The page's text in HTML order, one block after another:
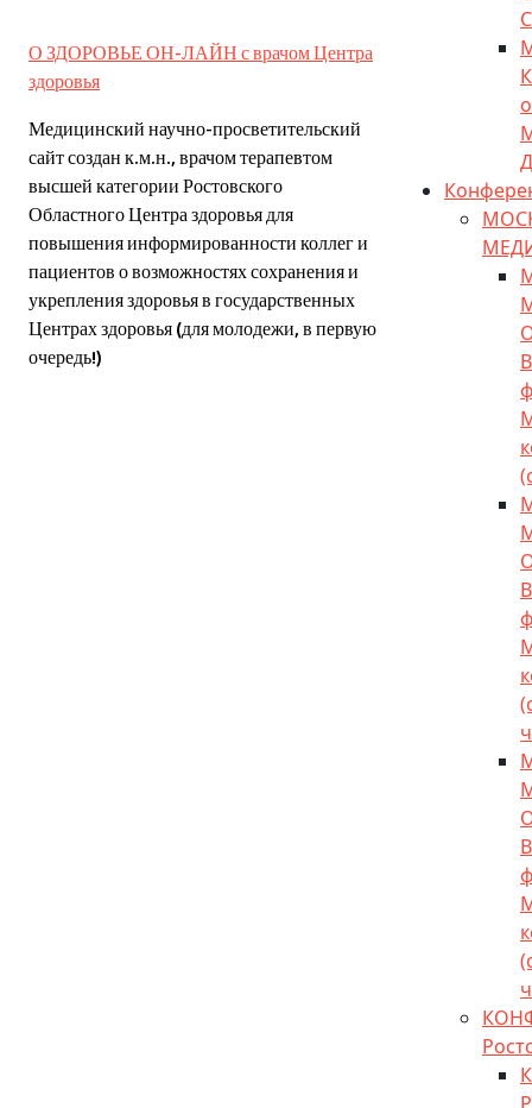
О ЗДОРОВЬЕ ОН-ЛАЙН с врачом Центра
здоровья
Медицинский научно-просветительский
сайт создан к.м.н., врачом терапевтом
высшей категории Ростовского
Областного Центра здоровья для
повышения информированности коллег и
пациентов о возможностях сохранения и
укрепления здоровья в государственных
Центрах здоровья (для молодежи, в первую
очередь!)